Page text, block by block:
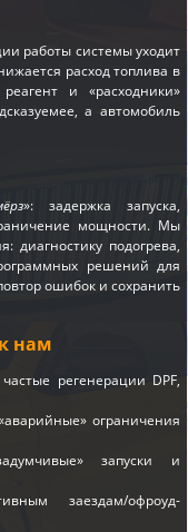
работы системы уходит
расход топлива в
и «расходники»
а автомобиль
»: задержка запуска,
мощности. Мы
диагностику подогрева,
решений для
ошибок и сохранить
нам
регенерации DPF,
ограничения
запуски и
заездам/офроуд-